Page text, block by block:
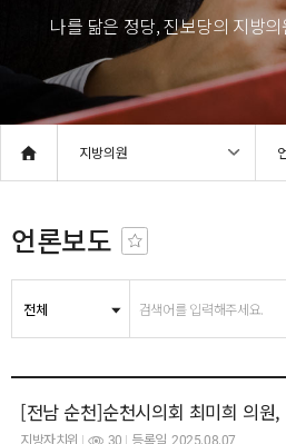
나를 닮은 정당, 진보당의 지방
지방의원
언론보도
지방자치위 30 등록일 2025.08.07